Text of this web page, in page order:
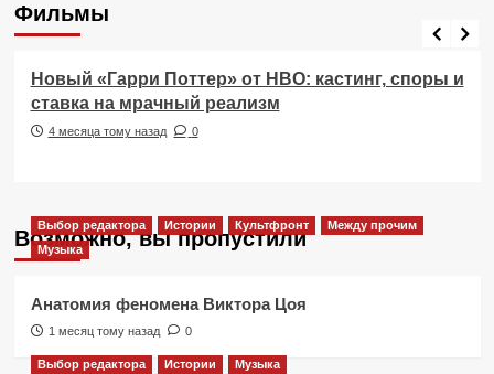
Фильмы
Фильмы
Новый «Гарри Поттер» от HBO: кастинг, споры и
ставка на мрачный реализм
4 месяца тому назад 0
Возможно, вы пропустили
Выбор редактора Истории Культфронт
Между прочим
Музыка
Анатомия феномена Виктора Цоя
1 месяц тому назад 0
Выбор редактора Истории Музыка